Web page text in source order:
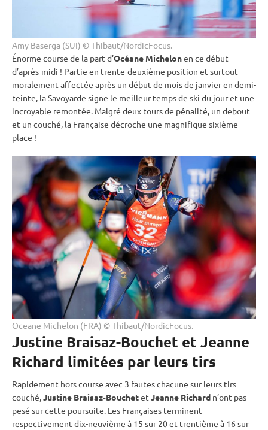
Amy Baserga (SUI) © Thibaut/NordicFocus.
Énorme course de la part d’Océane Michelonen ce début
d’après-midi ! Partie en trente-deuxième position et surtout
moralement affectée après un début de mois de janvier en demi-
teinte, la Savoyarde signe le meilleur temps de ski du jour et une
incroyable remontée. Malgré deux tours de pénalité, un debout
et un couché, la Française décroche une magnifique sixième
place !
Oceane Michelon (FRA) © Thibaut/NordicFocus.
Justine Braisaz-Bouchet et Jeanne
Richard limitées par leurs tirs
Rapidement hors course avec 3 fautes chacune sur leurs tirs
couché,Justine Braisaz-Bouchetet Jeanne Richard n’ont pas
pesé sur cette poursuite. Les Françaises terminent
respectivement dix-neuvième à 15 sur 20 et trentième à 16 sur